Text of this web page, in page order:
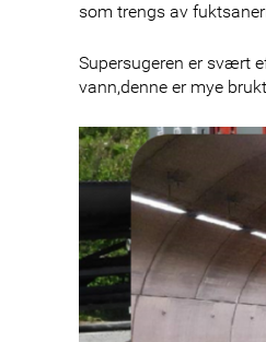
som trengs av
Supersugeren er svært
vann,denne er mye